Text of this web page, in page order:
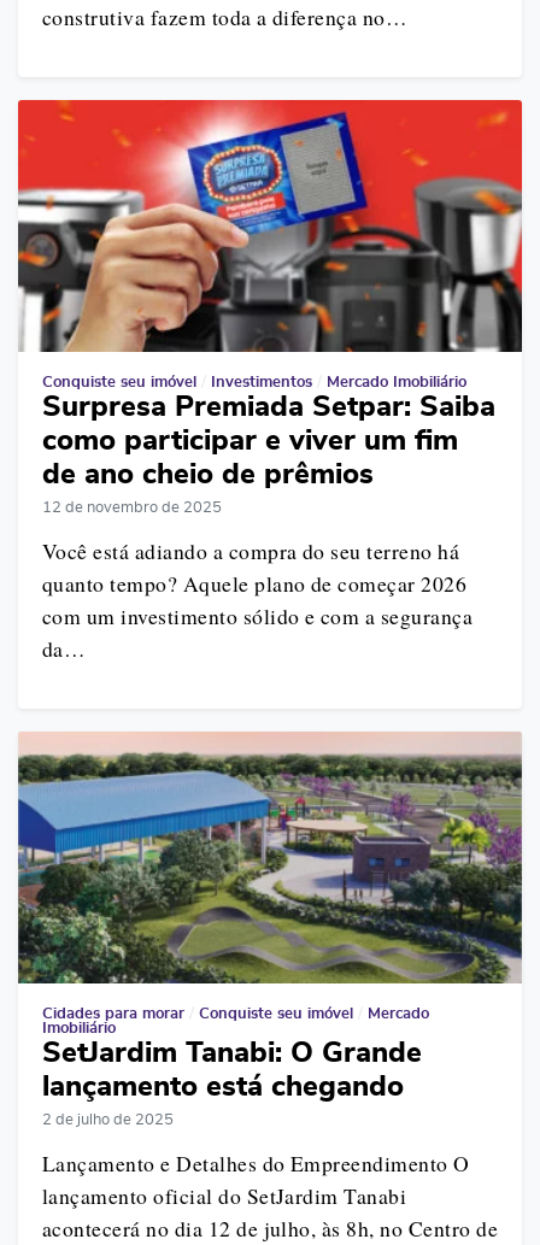
construtiva fazem toda a diferença no…
Conquiste seu imóvel Investimentos Mercado Imobiliário
Surpresa Premiada Setpar: Saiba
como participar e viver um fim
de ano cheio de prêmios
12 de novembro de 2025
Você está adiando a compra do seu terreno há
quanto tempo? Aquele plano de começar 2026
com um investimento sólido e com a segurança
da…
Cidades para morar Conquiste seu imóvel
Mercado
Imobiliário
SetJardim Tanabi: O Grande
lançamento está chegando
2 de julho de 2025
Lançamento e Detalhes do Empreendimento O
lançamento oficial do SetJardim Tanabi
acontecerá no dia 12 de julho, às 8h, no Centro de